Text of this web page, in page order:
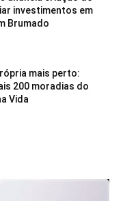
investimentos em
Brumado
mais perto:
200 moradias do
Vida